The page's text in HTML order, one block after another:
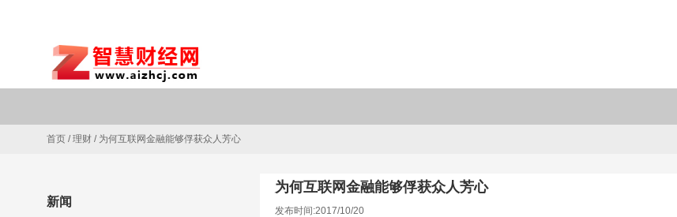
首页 /理财 / 为何互联网金融能够俘获众人芳心
新闻
为何互联网金融能够俘获众人芳心
发布时间:2017/10/20